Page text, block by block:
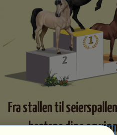
Fra stallen til
hestene dine og